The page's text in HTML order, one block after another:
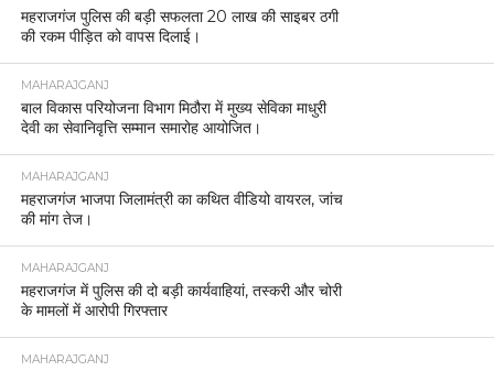
महराजगंज पुलिस की बड़ी सफलता 20 लाख की साइबर ठगी
की रकम पीड़ित को वापस दिलाई।
MAHARAJGANJ
बाल विकास परियोजना विभाग मिठौरा में मुख्य सेविका माधुरी
देवी का सेवानिवृत्ति सम्मान समारोह आयोजित।
MAHARAJGANJ
महराजगंज भाजपा जिलामंत्री का कथित वीडियो वायरल, जांच
की मांग तेज।
MAHARAJGANJ
महराजगंज में पुलिस की दो बड़ी कार्यवाहियां, तस्करी और चोरी
के मामलों में आरोपी गिरफ्तार
MAHARAJGANJ